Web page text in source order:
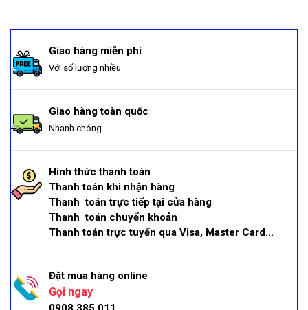
Giao hàng miễn phí
Với số lượng nhiều
Giao hàng toàn quốc
Nhanh chóng
Hình thức thanh toán
Thanh toán khi nhận hàng
Thanh toán trực tiếp tại cửa hàng
Thanh toán chuyển khoản
Thanh toán trực tuyến qua Visa, Master Card...
Đặt mua hàng online
Gọi ngay